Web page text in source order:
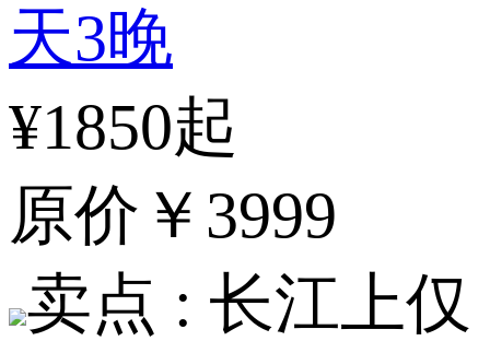
天3晚
¥1850起
原价 ￥3999
卖点 : 长江上仅